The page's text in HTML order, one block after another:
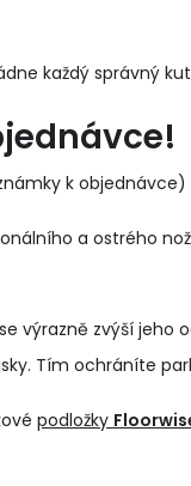
každý správný
k objednávce)
a ostrého
výrazně zvýší jeho
Tím ochráníte
podložky